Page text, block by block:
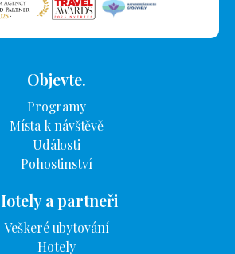
VYHLEDÁVÁNÍ UBYTOVÁNÍ
Objevte.
Programy
Místa k návštěvě
Události
Pohostinství
a partneři
Veškeré ubytování
Hotely